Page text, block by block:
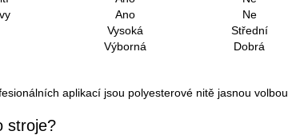
Ano
Ne
Vysoká
Střední
Výborná Dobrá
aplikací jsou polyesterové nitě jasnou volbou.
stroje?